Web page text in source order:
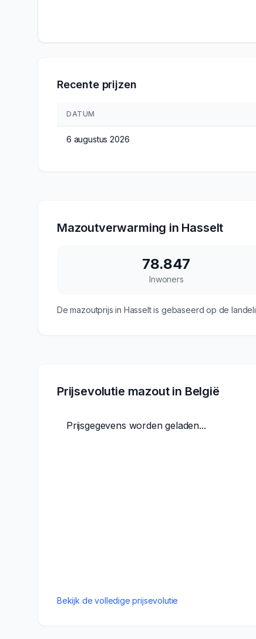
Recente prijzen
DATUM
6 augustus 2026
Mazoutverwarming in Hasselt
78.847
Inwoners
De mazoutprijs in Hasseltis gebaseerd op de
Prijsevolutie mazout in België
Prijsgegevens worden geladen...
Bekijk de volledige prijsevolutie